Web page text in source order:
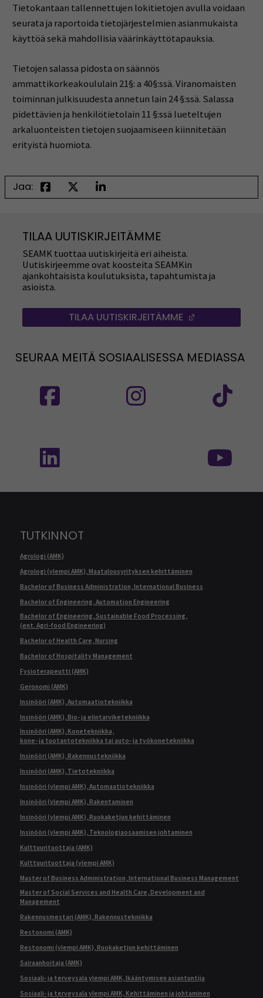
Tietokantaan tallennettujen lokitietojen avulla voidaan
seurata ja raportoida tietojärjestelmien asianmukaista
käyttöä sekä mahdollisia väärinkäyttötapauksia.
Tietojen salassa pidosta on säännös
ammattikorkeakoululain 21§: a 40§:ssä. Viranomaisten
toiminnan julkisuudesta annetun lain 24 §:ssä. Salassa
pidettävien ja henkilötietolain 11 §:ssä lueteltujen
arkaluonteisten tietojen suojaamiseen kiinnitetään
erityistä huomiota.
Jaa:
TILAA UUTISKIRJEITÄMME
SEAMK tuottaa uutiskirjeitä eri aiheista.
Uutiskirjeemme ovat koosteita SEAMKin
ajankohtaisista koulutuksista, tapahtumista ja
asioista.
TILAA UUTISKIRJEITÄMME
SEURAA MEITÄ SOSIAALISESSA MEDIASSA
TUTKINNOT
Agrologi (AMK)
Agrologi (ylempi AMK), Maatalousyrityksen kehittäminen
Bachelor of Business Administration, International Business
Bachelor of Engineering, Automation Engineering
Bachelor of Engineering, Sustainable Food Processing,
(ent. Agri-food Engineering)
Bachelor of Health Care, Nursing
Bachelor of Hospitality Management
Fysioterapeutti (AMK)
Geronomi (AMK)
Insinööri (AMK), Automaatiotekniikka
Insinööri (AMK), Bio- ja elintarviketekniikka
Insinööri (AMK), Konetekniikka,
kone- ja tuotantotekniikka tai auto- ja työkonetekniikka
Insinööri (AMK), Rakennustekniikka
Insinööri (AMK), Tietotekniikka
Insinööri (ylempi AMK), Automaatiotekniikka
Insinööri (ylempi AMK), Rakentaminen
Insinööri (ylempi AMK), Ruokaketjun kehittäminen
Insinööri (ylempi AMK), Teknologiaosaamisen johtaminen
Kulttuurituottaja (AMK)
Kulttuurituottaja (ylempi AMK)
Master of Business Administration, International Business Management
Master of Social Services and Health Care, Development and
Management
Rakennusmestari (AMK), Rakennustekniikka
Restonomi (AMK)
Restonomi (ylempi AMK), Ruokaketjun kehittäminen
Sairaanhoitaja (AMK)
Sosiaali- ja terveysala ylempi AMK, Ikääntymisen asiantuntija
Sosiaali- ja terveysala ylempi AMK, Kehittäminen ja johtaminen